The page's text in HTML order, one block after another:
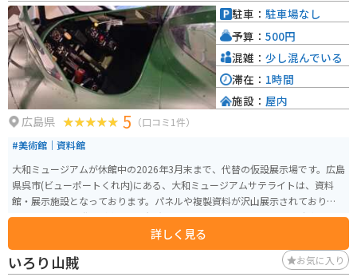
広島県 5 （口コミ1件）
#美術館｜資料館
大和ミュージアムが休館中の2026年3月末まで、代替の仮設展示場です。広島
県呉市(ビューポートくれ内)にある、大和ミュージアムサテライトは、資料
館・展示施設となっております。パネルや複製資料が沢山展示されており、
世代間関係なく誰もが楽しめる観光施設となっております。また、駐車場は
隣接していないため、近隣の商業施設などの駐車する必要があります。
詳しく見る
駐車： 駐車場なし
予算： 500円
混雑： 少し混んでいる
滞在： 1時間
施設： 屋内
いろり山賊 お気に入り